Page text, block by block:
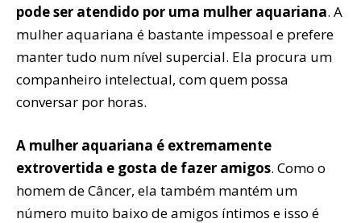
pode ser atendido por uma mulher aquariana. A
mulher aquariana é bastante impessoal e prefere
manter tudo num nível superficial. Ela procura um
companheiro intelectual, com quem possa
conversar por horas.
A mulher aquariana é extremamente
extrovertida e gosta de fazer amigos. Como o
homem de Câncer, ela também mantém um
número muito baixo de amigos íntimos e isso é